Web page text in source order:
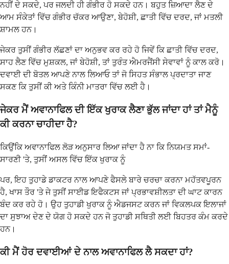
ਨਹੀਂ ਦੇ ਸਕਦੇ, ਪਰ ਜਲਦੀ ਹੀ ਗੰਭੀਰ ਹੋ ਸਕਦੇ ਹਨ। ਬਹੁਤ ਜ਼ਿਆਦਾ ਲੈਣ ਦੇ
ਆਮ ਸੰਕੇਤਾਂ ਵਿੱਚ ਗੰਭੀਰ ਚੱਕਰ ਆਉਣਾ, ਬੇਹੋਸ਼ੀ, ਛਾਤੀ ਵਿੱਚ ਦਰਦ, ਜਾਂ ਮਤਲੀ
ਸ਼ਾਮਲ ਹਨ।
ਜੇਕਰ ਤੁਸੀਂ ਗੰਭੀਰ ਲੱਛਣਾਂ ਦਾ ਅਨੁਭਵ ਕਰ ਰਹੇ ਹੋ ਜਿਵੇਂ ਕਿ ਛਾਤੀ ਵਿੱਚ ਦਰਦ,
ਸਾਹ ਲੈਣ ਵਿੱਚ ਮੁਸ਼ਕਲ, ਜਾਂ ਬੇਹੋਸ਼ੀ, ਤਾਂ ਤੁਰੰਤ ਐਮਰਜੈਂਸੀ ਸੇਵਾਵਾਂ ਨੂੰ ਕਾਲ ਕਰੋ।
ਦਵਾਈ ਦੀ ਬੋਤਲ ਆਪਣੇ ਨਾਲ ਲਿਆਓ ਤਾਂ ਜੋ ਸਿਹਤ ਸੰਭਾਲ ਪ੍ਰਦਾਤਾ ਜਾਣ
ਸਕਣ ਕਿ ਤੁਸੀਂ ਕੀ ਅਤੇ ਕਿੰਨੀ ਮਾਤਰਾ ਵਿੱਚ ਲਈ ਹੈ।
ਜੇਕਰ ਮੈਂ ਅਵਾਨਾਫਿਲ ਦੀ ਇੱਕ ਖੁਰਾਕ ਲੈਣਾ ਭੁੱਲ ਜਾਂਦਾ ਹਾਂ ਤਾਂ ਮੈਨੂੰ
ਕੀ ਕਰਨਾ ਚਾਹੀਦਾ ਹੈ?
ਕਿਉਂਕਿ ਅਵਾਨਾਫਿਲ ਲੋੜ ਅਨੁਸਾਰ ਲਿਆ ਜਾਂਦਾ ਹੈ ਨਾ ਕਿ ਨਿਯਮਤ ਸਮਾਂ-
ਸਾਰਣੀ 'ਤੇ, ਤੁਸੀਂ ਅਸਲ ਵਿੱਚ ਇੱਕ ਖੁਰਾਕ ਨੂੰ
ਪਰ, ਇਹ ਤੁਹਾਡੇ ਡਾਕਟਰ ਨਾਲ ਆਪਣੇ ਫੈਸਲੇ ਬਾਰੇ ਚਰਚਾ ਕਰਨਾ ਮਹੱਤਵਪੂਰਨ
ਹੈ, ਖਾਸ ਤੌਰ 'ਤੇ ਜੇ ਤੁਸੀਂ ਸਾਈਡ ਇਫੈਕਟਸ ਜਾਂ ਪ੍ਰਭਾਵਸ਼ੀਲਤਾ ਦੀ ਘਾਟ ਕਾਰਨ
ਬੰਦ ਕਰ ਰਹੇ ਹੋ। ਉਹ ਤੁਹਾਡੀ ਖੁਰਾਕ ਨੂੰ ਐਡਜਸਟ ਕਰਨ ਜਾਂ ਵਿਕਲਪਕ ਇਲਾਜਾਂ
ਦਾ ਸੁਝਾਅ ਦੇਣ ਦੇ ਯੋਗ ਹੋ ਸਕਦੇ ਹਨ ਜੋ ਤੁਹਾਡੀ ਸਥਿਤੀ ਲਈ ਬਿਹਤਰ ਕੰਮ ਕਰਦੇ
ਹਨ।
ਕੀ ਮੈਂ ਹੋਰ ਦਵਾਈਆਂ ਦੇ ਨਾਲ ਅਵਾਨਾਫਿਲ ਲੈ ਸਕਦਾ ਹਾਂ?